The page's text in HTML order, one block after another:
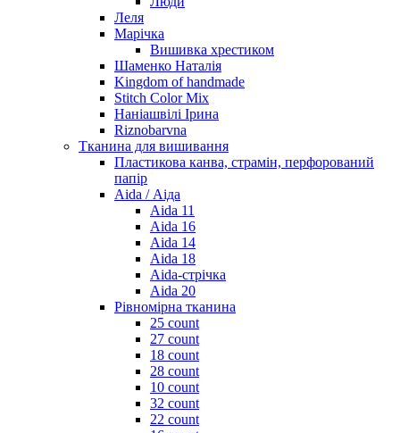
Леля
Марічка
Вишивка хрестиком
Шаменко Наталія
Kingdom of handmade
Stitch Color Mix
Наніашвілі Ірина
Riznobarvna
Тканина для вишивання
Пластикова канва, страмін, перфорований
папір
Aida / Аіда
Aida 11
Aida 16
Aida 14
Aida 18
Aida-стрічка
Aida 20
Рівномірна тканина
25 count
27 count
18 count
28 count
10 count
32 count
22 count